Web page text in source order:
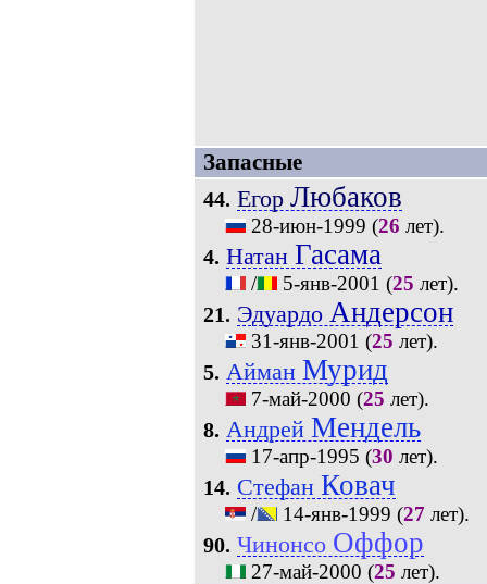
Запасные
44. Егор Любаков
28-июн-1999 (26 лет).
4. Натан Гасама
/ 5-янв-2001 (25 лет).
21. Эдуардо Андерсон
31-янв-2001 (25 лет).
5. Айман Мурид
7-май-2000 (25 лет).
8. Андрей Мендель
17-апр-1995 (30 лет).
14. Стефан Ковач
/ 14-янв-1999 (27 лет).
90. Чинонсо Оффор
27-май-2000 (25 лет).